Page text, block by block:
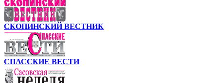
СКОПИНСКИЙ ВЕСТНИК
СПАССКИЕ ВЕСТИ